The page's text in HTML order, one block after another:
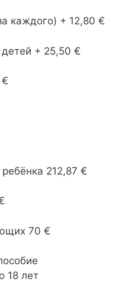
каждого) + 12,80 €
+ 25,50 €
€
212,87 €
70 €
18 лет